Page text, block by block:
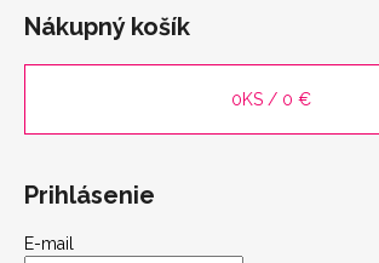
Nákupný košík
0KS / 0 €
Prihlásenie
E-mail